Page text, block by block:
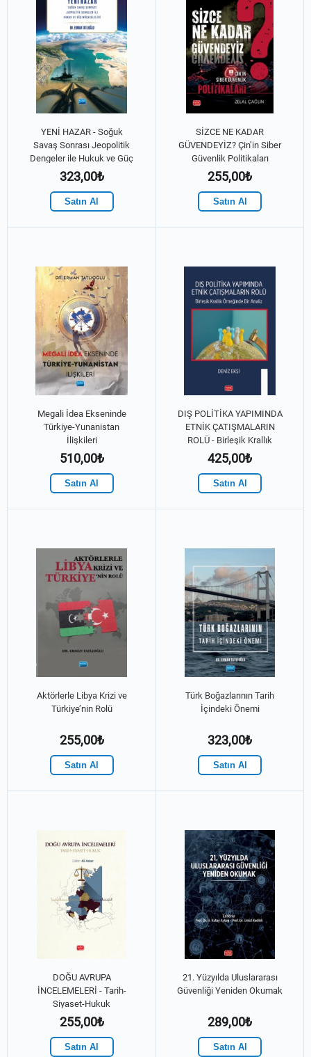
YENİ HAZAR - Soğuk
Savaş Sonrası Jeopolitik
Dengeler ile Hukuk ve Güç
Mücadeleleri
323,00₺
Satın Al
SİZCE NE KADAR
GÜVENDEYİZ? Çin’in Siber
Güvenlik Politikaları
255,00₺
Satın Al
Megali İdea Ekseninde
Türkiye-Yunanistan
İlişkileri
510,00₺
Satın Al
DIŞ POLİTİKA YAPIMINDA
ETNİK ÇATIŞMALARIN
ROLÜ - Birleşik Krallık
Örneğinde Bir Analiz
425,00₺
Satın Al
Aktörlerle Libya Krizi ve
Türkiye’nin Rolü
255,00₺
Satın Al
Türk Boğazlarının Tarih
İçindeki Önemi
323,00₺
Satın Al
DOĞU AVRUPA
İNCELEMELERİ - Tarih-
Siyaset-Hukuk
255,00₺
Satın Al
21. Yüzyılda Uluslararası
Güvenliği Yeniden Okumak
289,00₺
Satın Al